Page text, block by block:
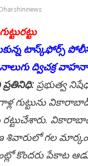
Dharshininews
టాస్క్‌ఫోర్స్
నాలుగు ద్విచ‌క్ర
ప్ర‌భుత్వ
గుట్టును
శివారులో గల
కొంద‌రు పేకాట